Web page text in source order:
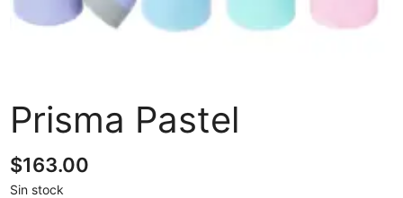
Prisma Pastel
$163.00
Sin stock